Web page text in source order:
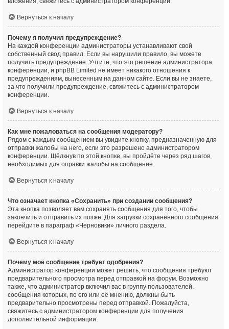
Вернуться к началу
Почему я получил предупреждение?
На каждой конференции администраторы устанавливают свой
собственный свод правил. Если вы нарушили правило, вы можете
получить предупреждение. Учтите, что это решение администратора
конференции, и phpBB Limited не имеет никакого отношения к
предупреждениям, вынесенным на данном сайте. Если вы не знаете,
за что получили предупреждение, свяжитесь с администратором
конференции.
Вернуться к началу
Как мне пожаловаться на сообщения модератору?
Рядом с каждым сообщением вы увидите кнопку, предназначенную для
отправки жалобы на него, если это разрешено администратором
конференции. Щёлкнув по этой кнопке, вы пройдёте через ряд шагов,
необходимых для оправки жалобы на сообщение.
Вернуться к началу
Что означает кнопка «Сохранить» при создании сообщения?
Эта кнопка позволяет вам сохранять сообщения для того, чтобы
закончить и отправить их позже. Для загрузки сохранённого сообщения
перейдите в параграф «Черновики» личного раздела.
Вернуться к началу
Почему моё сообщение требует одобрения?
Администратор конференции может решить, что сообщения требуют
предварительного просмотра перед отправкой на форум. Возможно
также, что администратор включил вас в группу пользователей,
сообщения которых, по его или её мнению, должны быть
предварительно просмотрены перед отправкой. Пожалуйста,
свяжитесь с администратором конференции для получения
дополнительной информации.